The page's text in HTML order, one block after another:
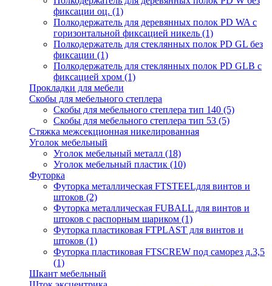
фиксации оц. (1)
Полкодержатель для деревянных полок PD WA с
горизонтальной фиксацией никель (1)
Полкодержатель для стеклянных полок PD GL без
фиксации (1)
Полкодержатель для стеклянных полок PD GLВ с
фиксацией хром (1)
Прокладки для мебели
Скобы для мебельного степлера
Скобы для мебельного степлера тип 140 (5)
Скобы для мебельного степлера тип 53 (5)
Стяжка межсекционная никелированная
Уголок мебельный
Уголок мебельный металл (18)
Уголок мебельный пластик (10)
Футорка
Футорка металлическая FTSTEELдля винтов и
штоков (2)
Футорка металлическая FUBALL для винтов и
штоков с распорным шариком (1)
Футорка пластиковая FTPLAST для винтов и
штоков (1)
Футорка пластиковая FTSCREW под саморез д.3,5
(1)
Шкант мебельный